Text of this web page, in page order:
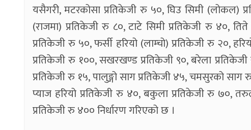
यसैगरी, मटरकोसा प्रतिकेजी रु ५०, घिउ सिमी (लोकल)
(राजमा) प्रतिकेजी रु ८०, टाटे सिमी प्रतिकेजी रु ४०,
प्रतिकेजी रु ५०, फर्सी हरियो (लाम्चो) प्रतिकेजी रु २०,
प्रतिकेजी रु १००, सखरखण्ड प्रतिकेजी ९०, बरेला
प्रतिकेजी रु १५, पालुङ्गो साग प्रतिकेजी ४५, चमसुरको
प्याज हरियो प्रतिकेजी रु ४०, बकुला प्रतिकेजी रु ७०,
प्रतिकेजी रु ४०० निर्धारण गरिएको छ ।